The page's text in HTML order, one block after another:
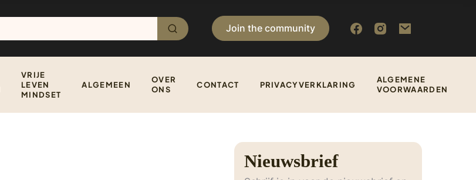
Join the community
VRIJE
LEVEN
MINDSET
ALGEMEEN
OVER
ONS
CONTACT PRIVACYVERKLARING
ALGEMENE
VOORWAARDEN
Nieuwsbrief